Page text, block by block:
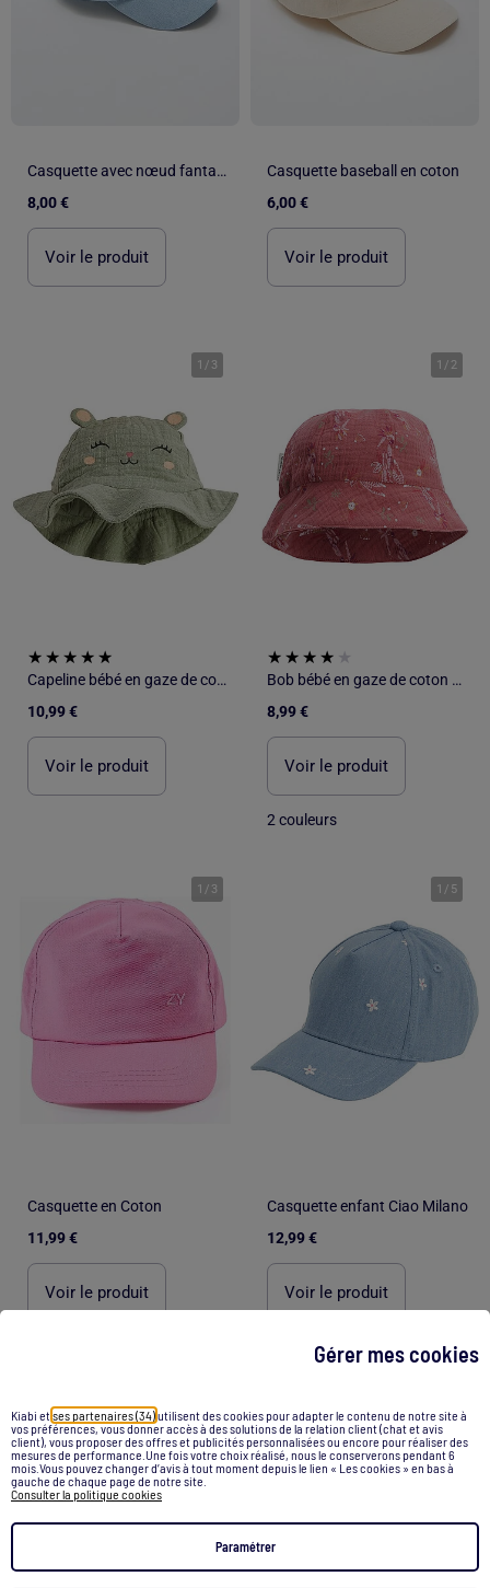
Gérer mes cookies
Kiabi etses partenaires (34)utilisent des cookies pour adapter le contenu de notre site à
vos préférences, vous donner accès à des solutions de la relation client (chat et avis
client), vous proposer des offres et publicités personnalisées ou encore pour réaliser des
mesures de performance.Une fois votre choix réalisé, nous le conserverons pendant 6
mois.Vous pouvez changer d’avis à tout moment depuis le lien « Les cookies » en bas à
gauche de chaque page de notre site.
Consulter la politique cookies
Paramétrer
Casquette avec nœud fantaisie à la base
8,00 €
Voir le produit
Casquette baseball en coton
6,00 €
Voir le produit
1 / 3
Capeline bébé en gaze de coton Anaelle
10,99 €
Voir le produit
1 / 2
Bob bébé en gaze de coton Fiesta
8,99 €
Voir le produit
2 couleurs
1 / 3
Casquette en Coton
11,99 €
Voir le produit
1 / 5
Casquette enfant Ciao Milano
12,99 €
Voir le produit